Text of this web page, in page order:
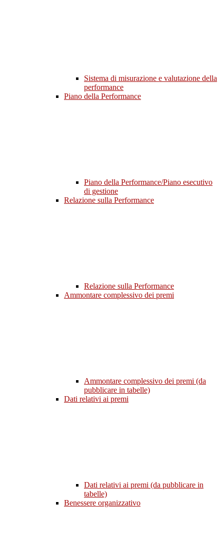
Sistema di misurazione e valutazione della
performance
Piano della Performance
Piano della Performance/Piano esecutivo
di gestione
Relazione sulla Performance
Relazione sulla Performance
Ammontare complessivo dei premi
Ammontare complessivo dei premi (da
pubblicare in tabelle)
Dati relativi ai premi
Dati relativi ai premi (da pubblicare in
tabelle)
Benessere organizzativo